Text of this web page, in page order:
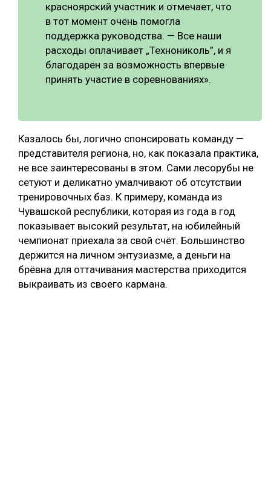
красноярский участник и отмечает, что
в тот момент очень помогла
поддержка руководства. — Все наши
расходы оплачивает „Технониколь”, и я
благодарен за возможность впервые
принять участие в соревнованиях».
Казалось бы, логично спонсировать команду —
представителя региона, но, как показала практика,
не все заинтересованы в этом. Сами лесорубы не
сетуют и деликатно умалчивают об отсутствии
тренировочных баз. К примеру, команда из
Чувашской республики, которая из года в год
показывает высокий результат, на юбилейный
чемпионат приехала за свой счёт. Большинство
держится на личном энтузиазме, а деньги на
брёвна для оттачивания мастерства приходится
выкраивать из своего кармана.